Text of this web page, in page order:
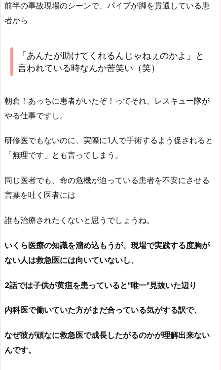
前半の事故現場のシーンで、パイプが脚を貫通している患
者から
「あんたが助けてくれるんじゃねぇのかよ」と
言われている時なんか苦笑い（笑）
朝倉！あっちに患者がいたぞ！ってそれ、レスキュー隊が
やる仕事ですし。
研修医でもないのに、実際に1人で手術するよう促されると
「無理です」とも言ってしまう。
同じ医者でも、命の危機が迫っている患者を不安にさせる
言葉を吐く医者には
誰も治療されたくないと思うでしょうね。
いくら医療の知識を溜め込もうが、現場で実践する度胸が
ない人は救急医には向いていないし、
2話では子供が黄疸を患っていると"唯一"見抜いた辺り
内科医で働いていた方がまだ合っている気がする訳で、
なぜ彼が頑なに救急医で成長したがるのかが理解出来ない
んです。